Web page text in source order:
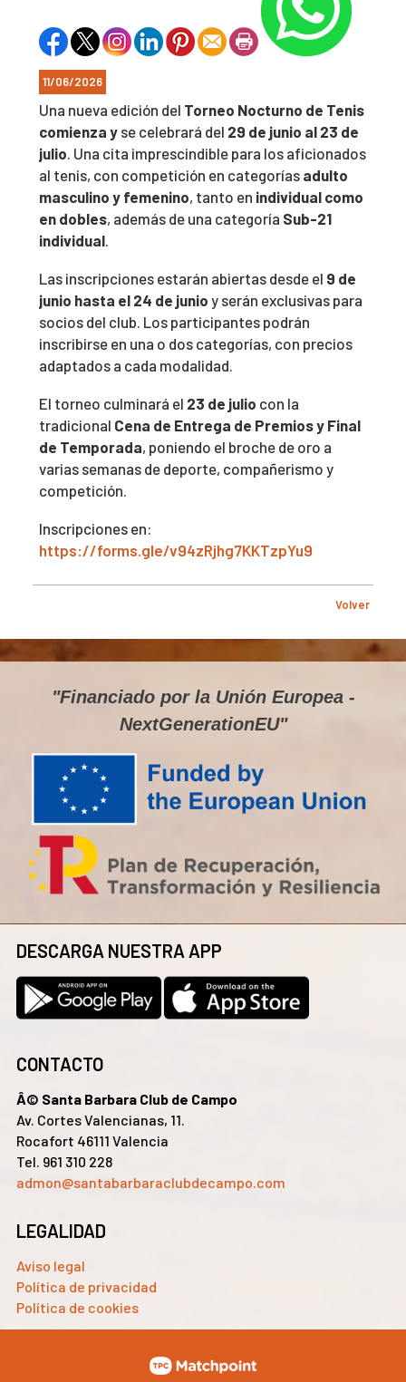
11/06/2026
Una nueva edición del Torneo Nocturno de Tenis
comienza y se celebrará del 29 de junio al 23 de
julio. Una cita imprescindible para los aficionados
al tenis, con competición en categorías adulto
masculino y femenino, tanto en individual como
en dobles, además de una categoría Sub-21
individual.
Las inscripciones estarán abiertas desde el 9 de
junio hasta el 24 de junio y serán exclusivas para
socios del club. Los participantes podrán
inscribirse en una o dos categorías, con precios
adaptados a cada modalidad.
El torneo culminará el 23 de julio con la
tradicional Cena de Entrega de Premios y Final
de Temporada, poniendo el broche de oro a
varias semanas de deporte, compañerismo y
competición.
Inscripciones en:
https://forms.gle/v94zRjhg7KKTzpYu9
Volver
"Financiado por la Unión Europea -
NextGenerationEU"
DESCARGA NUESTRA APP
CONTACTO
Â© Santa Barbara Club de Campo
Av. Cortes Valencianas, 11.
Rocafort 46111 Valencia
Tel. 961 310 228
admon@santabarbaraclubdecampo.com
LEGALIDAD
Aviso legal
Política de privacidad
Política de cookies